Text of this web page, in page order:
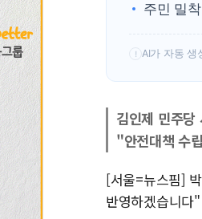
주민 밀
! AI가 자동 생
김인제 민주당
"안전대책 수
[서울=뉴스핌]
반영하겠습니다"